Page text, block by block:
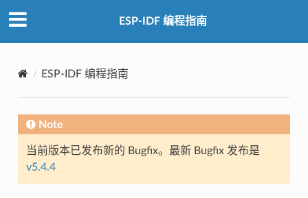
ESP-IDF 编程指南
ESP-IDF 编程指南
Note
当前版本已发布新的 Bugfix。最新 Bugfix 发布是
v5.4.4